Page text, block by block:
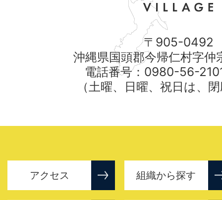
〒905-0492
沖縄県国頭郡今帰仁村字仲
電話番号：0980-56-
（土曜、日曜、祝日は、
アクセス 組織から探す